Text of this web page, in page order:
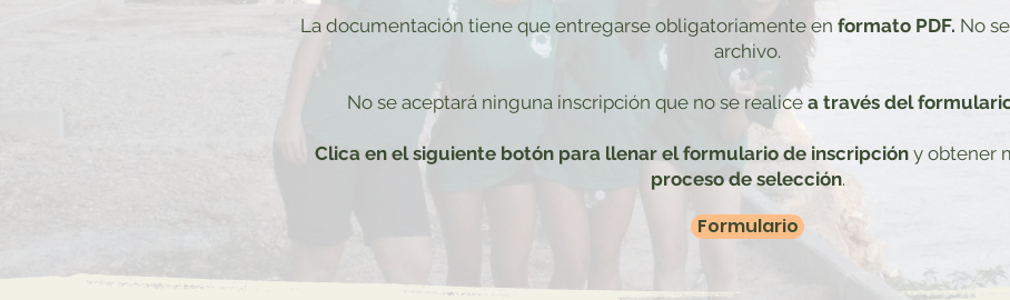
La documentación tiene que entregarse obligatoriamente en formato PDF. No
archivo.
No se aceptará ninguna inscripción que no se realice a través del
Clica en el siguiente botón para llenar el formulario de inscripción y obtener
proceso de selección.​​
Formulario